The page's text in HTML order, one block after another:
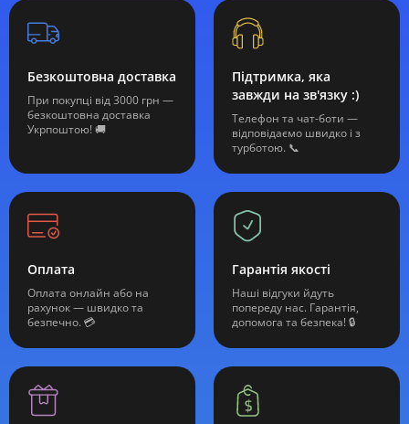
Безкоштовна доставка
При покупці від 3000 грн —
безкоштовна доставка
Укрпоштою! 🚚
Підтримка, яка
завжди на зв'язку :)
Телефон та чат-боти —
відповідаємо швидко і з
турботою. 📞
Оплата
Оплата онлайн або на
рахунок — швидко та
безпечно. 💳
Гарантія якості
Наші відгуки йдуть
попереду нас. Гарантія,
допомога та безпека! 🔒